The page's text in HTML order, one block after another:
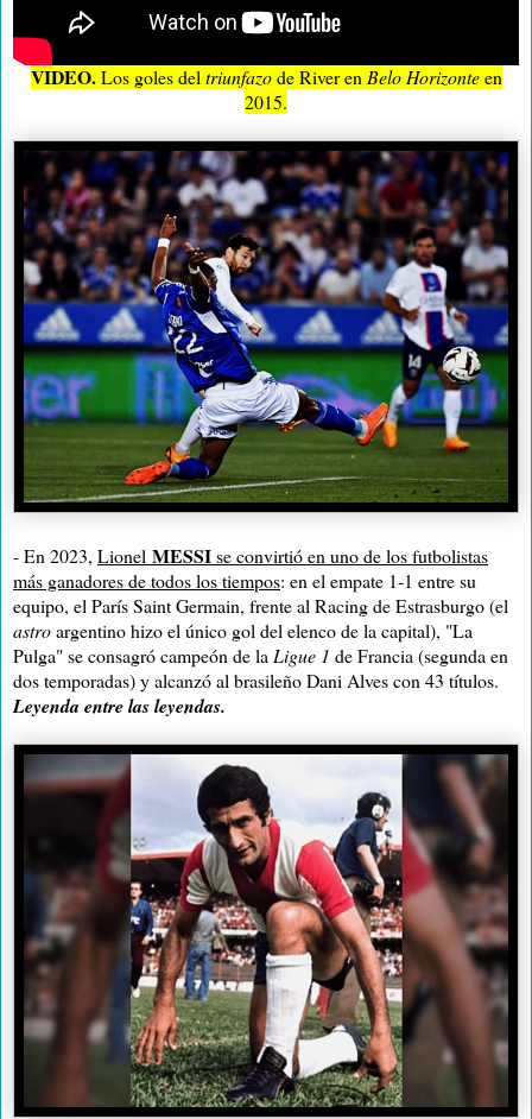
VIDEO.Los goles del triunfazode River en Belo Horizonteen
2015.
- En 2023, Lionel MESSIse convirtió en uno de los futbolistas
más ganadores de todos los tiempos: en el empate 1-1 entre su
equipo, el París Saint Germain, frente al Racing de Estrasburgo (el
astroargentino hizo el único gol del elenco de la capital), "La
Pulga" se consagró campeón de laLigue 1 de Francia (segunda en
dos temporadas) y alcanzó al brasileño Dani Alves con 43 títulos.
Leyenda entre las leyendas.